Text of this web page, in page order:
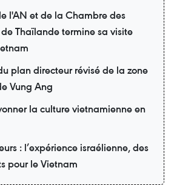
l'AN et de la Chambre des
Thaïlande termine sa visite
plan directeur révisé de la zone
Vung Ang
la culture vietnamienne en
: l’expérience israélienne, des
pour le Vietnam